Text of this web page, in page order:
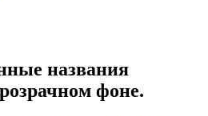
названия
фоне.